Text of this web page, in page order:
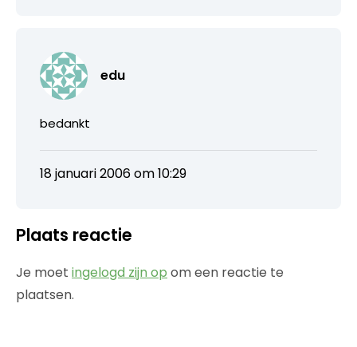
edu
bedankt
18 januari 2006 om 10:29
Plaats reactie
Je moet ingelogd zijn op om een reactie te
plaatsen.